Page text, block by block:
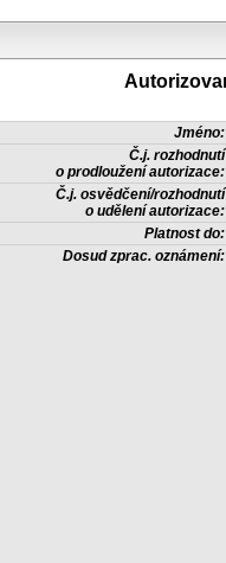
Jméno:
Č.j. rozhodnutí
o prodloužení autorizace:
Č.j. osvědčení/rozhodnutí
o udělení autorizace:
Platnost do:
Dosud zprac. oznámení: